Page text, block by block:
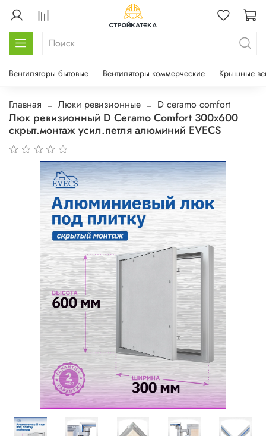
Вентиляторы бытовые Вентиляторы коммерческие Крышные
Главная Люки ревизионные D ceramo comfort
Люк ревизионный D Ceramo Comfort 300х600
скрыт.монтаж усил.петля алюминий EVECS